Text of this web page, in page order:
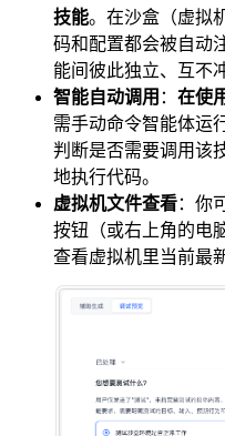
技能。在沙盒（虚拟
码和配置都会被自动
能间彼此独立、互不
智能自动调用 ： 在使
需手动命令智能体运
判断是否需要调用该
地执行代码。
虚拟机文件查看：你
按钮（或右上角的电
查看虚拟机里当前最